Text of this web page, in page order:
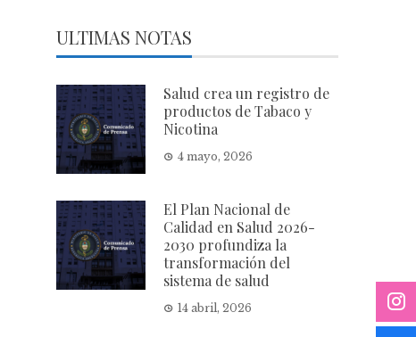
ULTIMAS NOTAS
Salud crea un registro de
productos de Tabaco y
Nicotina
4 mayo, 2026
El Plan Nacional de
Calidad en Salud 2026-
2030 profundiza la
transformación del
sistema de salud
14 abril, 2026